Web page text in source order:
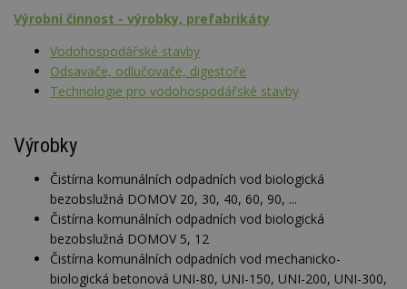
Výrobní činnost - výrobky, prefabrikáty
Vodohospodářské stavby
Odsavače, odlučovače, digestoře
Technologie pro vodohospodářské stavby
Výrobky
Čistírna komunálních odpadních vod biologická
bezobslužná DOMOV 20, 30, 40, 60, 90, ...
Čistírna komunálních odpadních vod biologická
bezobslužná DOMOV 5, 12
Čistírna komunálních odpadních vod mechanicko-
biologická betonová UNI-80, UNI-150, UNI-200, UNI-300,